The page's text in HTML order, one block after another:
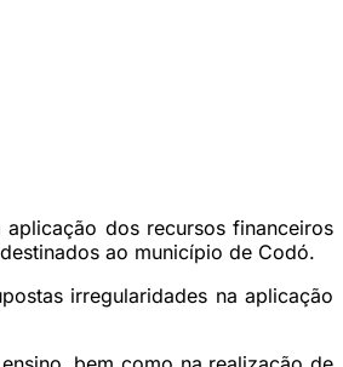
dos recursos financeiros
ao município de Codó.
irregularidades na aplicação